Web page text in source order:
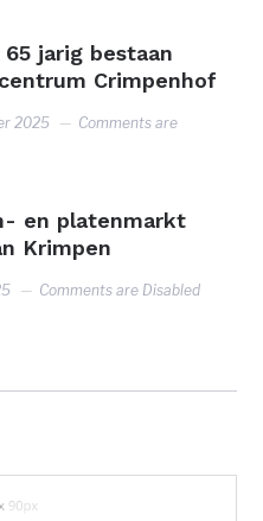
jarig bestaan
Crimpenhof
2025
Comments are
en platenmarkt
Krimpen
Comments are Disabled